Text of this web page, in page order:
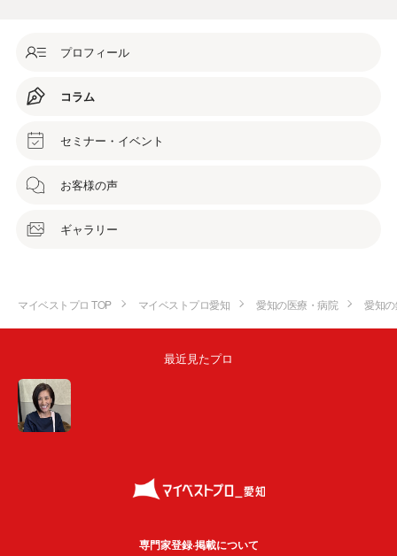
プロフィール
コラム
セミナー・イベント
お客様の声
ギャラリー
マイベストプロ TOP マイベストプロ愛知 愛知の医療・病院 愛知
最近見たプロ
専門家登録·掲載について